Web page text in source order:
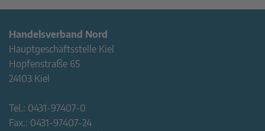
Handelsverband Nord
Hauptgeschäftsstelle Kiel
Hopfenstraße 65
24103 Kiel
Tel.: 0431-97407-0
Fax.: 0431-97407-24